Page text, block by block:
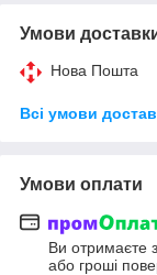
Умови
Нова Пошта
Всі умови
Умови оплати
Ви отримаєте
або гроші